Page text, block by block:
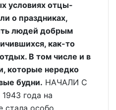
условиях отцы-
о праздниках,
людей добрым
как-то
В том числе и в
которые нередко
будни. НАЧАЛИ С
года на
стала особо